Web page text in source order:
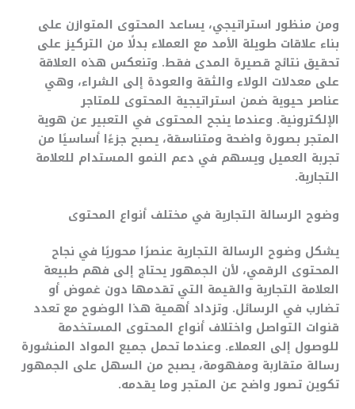
ومن منظور استراتيجي، يساعد المحتوى المتوازن على
بناء علاقات طويلة الأمد مع العملاء بدلًا من التركيز على
تحقيق نتائج قصيرة المدى فقط. وتنعكس هذه العلاقة
على معدلات الولاء والثقة والعودة إلى الشراء، وهي
عناصر حيوية ضمن استراتيجية المحتوى للمتاجر
الإلكترونية. وعندما ينجح المحتوى في التعبير عن هوية
المتجر بصورة واضحة ومتناسقة، يصبح جزءًا أساسيًا من
تجربة العميل ويسهم في دعم النمو المستدام للعلامة
التجارية.
وضوح الرسالة التجارية في مختلف أنواع المحتوى
يشكل وضوح الرسالة التجارية عنصرًا محوريًا في نجاح
المحتوى الرقمي، لأن الجمهور يحتاج إلى فهم طبيعة
العلامة التجارية والقيمة التي تقدمها دون غموض أو
تضارب في الرسائل. وتزداد أهمية هذا الوضوح مع تعدد
قنوات التواصل واختلاف أنواع المحتوى المستخدمة
للوصول إلى العملاء. وعندما تحمل جميع المواد المنشورة
رسالة متقاربة ومفهومة، يصبح من السهل على الجمهور
تكوين تصور واضح عن المتجر وما يقدمه.